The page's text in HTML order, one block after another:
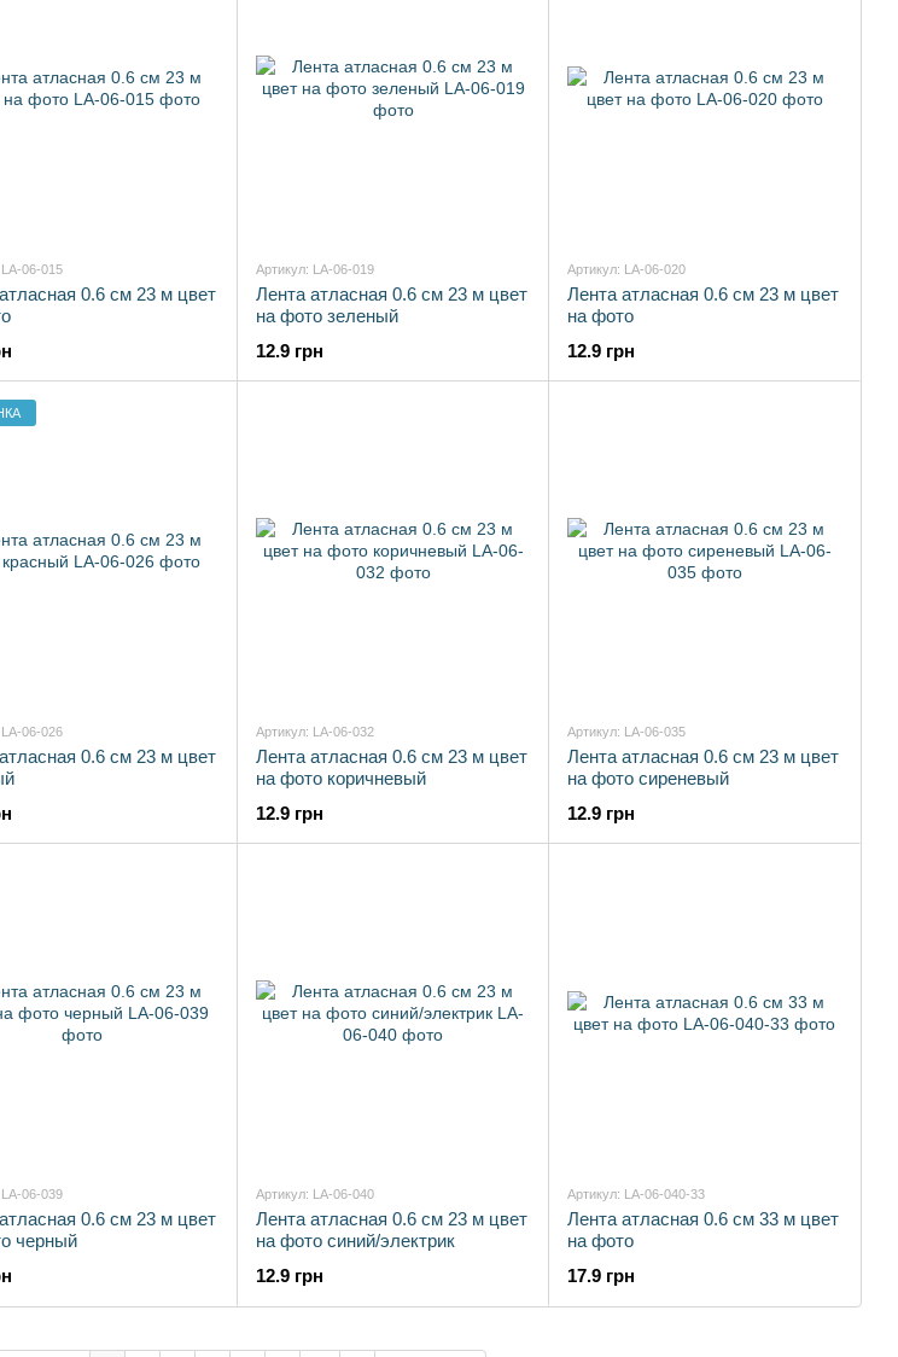
06-015
0.6 см 23 м цвет
Артикул: LA-06-019
Лента атласная 0.6 см 23 м цвет
на фото зеленый
12.9 грн
Артикул: LA-06-020
Лента атласная 0.6 см 23 м цвет
на фото
12.9 грн
06-026
0.6 см 23 м цвет
Артикул: LA-06-032
Лента атласная 0.6 см 23 м цвет
на фото коричневый
12.9 грн
Артикул: LA-06-035
Лента атласная 0.6 см 23 м цвет
на фото сиреневый
12.9 грн
06-039
0.6 см 23 м цвет
черный
Артикул: LA-06-040
Лента атласная 0.6 см 23 м цвет
на фото синий/электрик
12.9 грн
Артикул: LA-06-040-33
Лента атласная 0.6 см 33 м цвет
на фото
17.9 грн